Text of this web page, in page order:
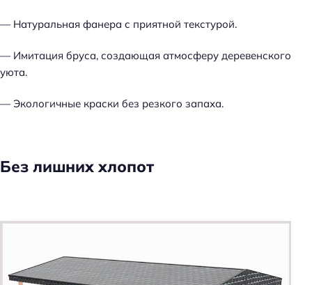
— Натуральная фанера с приятной текстурой.
— Имитация бруса, создающая атмосферу деревенского
уюта.
— Экологичные краски без резкого запаха.
Без лишних хлопот